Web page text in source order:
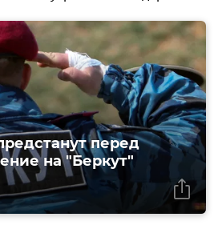
перед
на "Беркут"